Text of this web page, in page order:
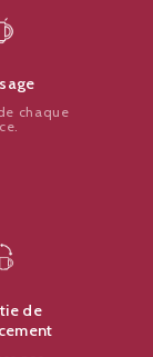
chaque
de